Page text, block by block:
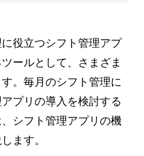
役立つシフト管理アプ
ールとして、さまざま
。毎月のシフト管理に
プリの導入を検討する
シフト管理アプリの機
ます。